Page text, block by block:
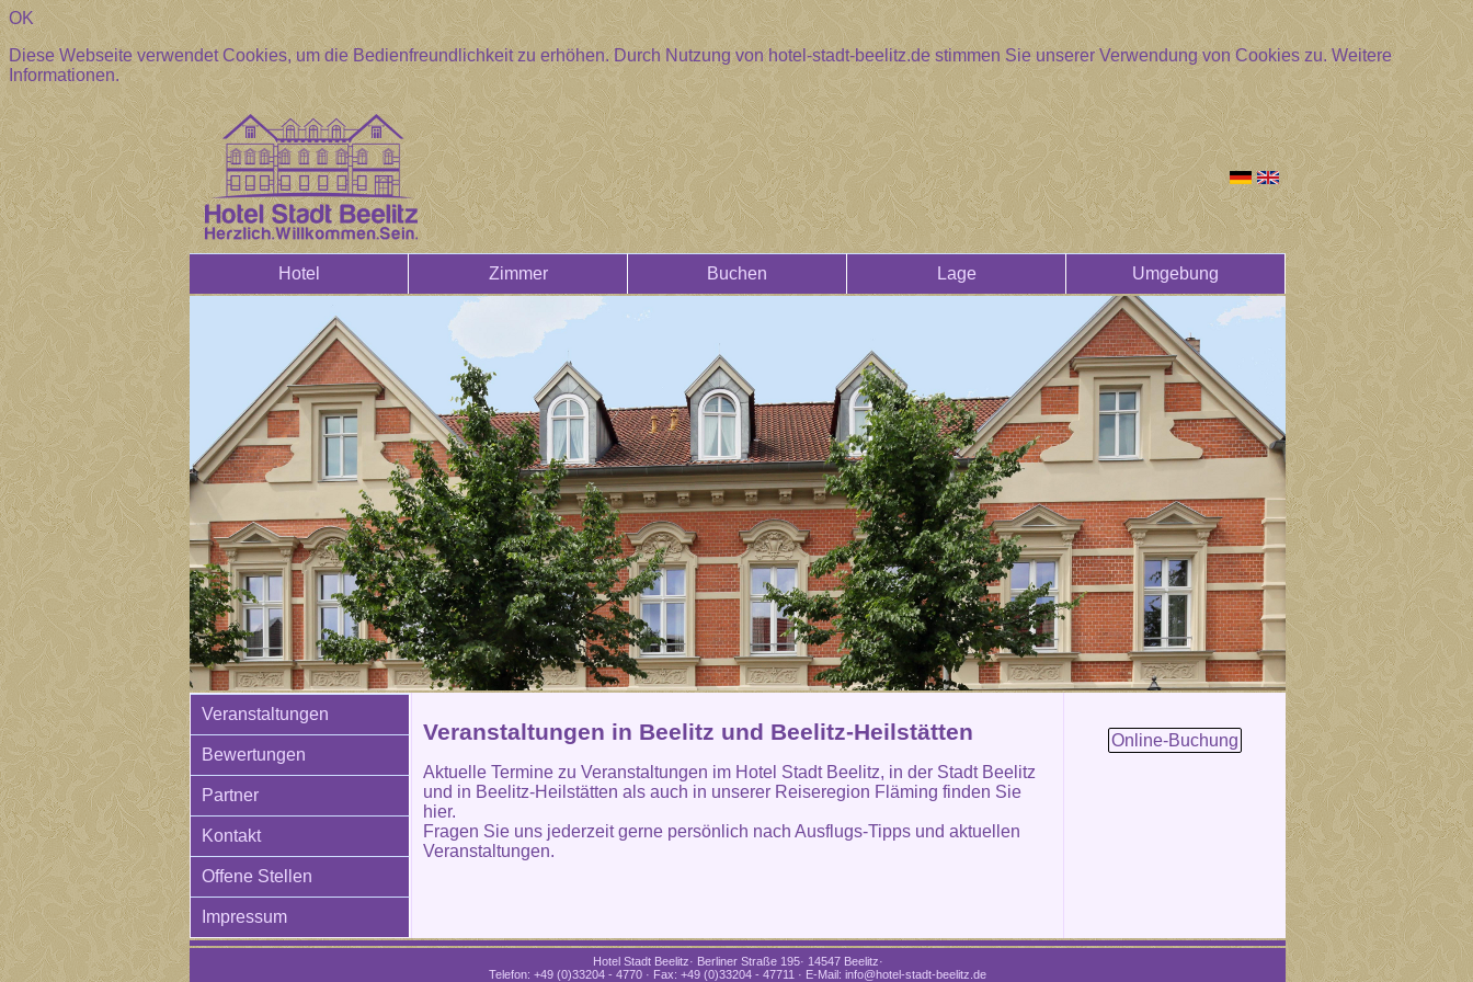
OK
Diese Webseite verwendet Cookies, um die Bedienfreundlichkeit zu erhöhen. Durch Nutzung von hotel-stadt-beelitz.de stimmen Sie unserer Verwendung von Cookies zu.Weitere
Informationen.
Hotel Zimmer Buchen Lage Umgebung
Veranstaltungen
Bewertungen
Partner
Kontakt
Offene Stellen
Impressum
Veranstaltungen in Beelitz und Beelitz-Heilstätten
Aktuelle Termine zu Veranstaltungen im Hotel Stadt Beelitz, in der Stadt Beelitz
und in Beelitz-Heilstätten als auch in unserer Reiseregion Fläming finden Sie
hier.
Fragen Sie uns jederzeit gerne persönlich nach Ausflugs-Tipps und aktuellen
Veranstaltungen.
Online-Buchung
Hotel Stadt Beelitz· Berliner Straße 195· 14547 Beelitz·
Telefon: +49 (0)33204 - 4770 · Fax: +49 (0)33204 - 47711 · E-Mail: info@hotel-stadt-beelitz.de